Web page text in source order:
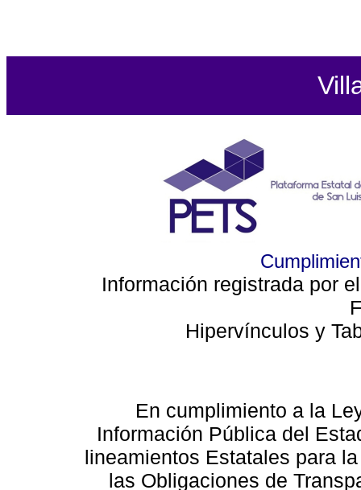
Información registrada por
Hipervínculos y
En cumplimiento a la
Información Pública del
lineamientos Estatales para
las Obligaciones de